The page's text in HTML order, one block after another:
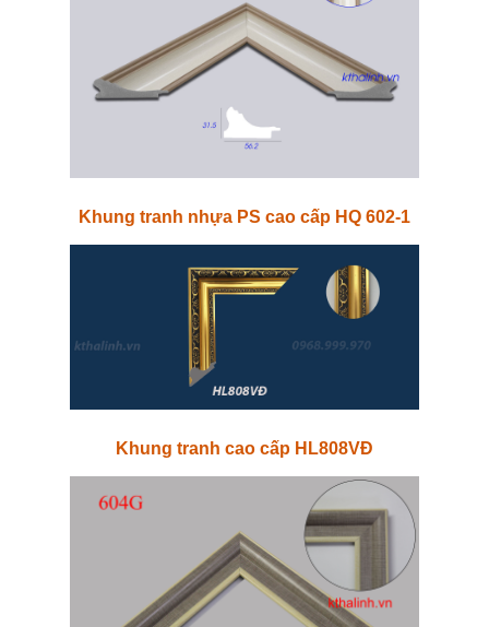
Khung tranh nhựa PS cao cấp HQ 602-1
Khung tranh cao cấp HL808VĐ